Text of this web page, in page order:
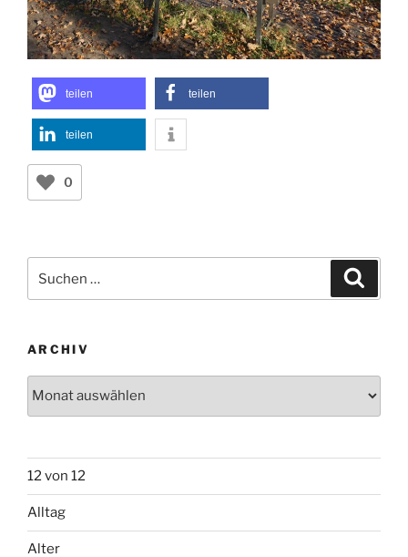
teilen teilen
teilen
0
nach:
ARCHIV
12 von 12
Alltag
Alter